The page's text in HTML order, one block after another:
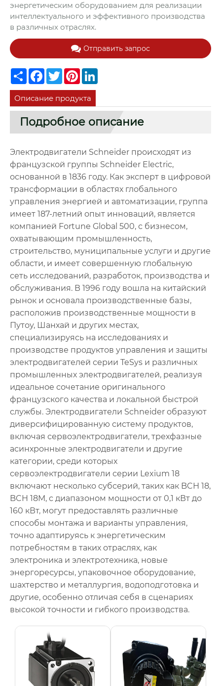
энергетическим оборудованием для реализации
интеллектуального и эффективного производства
в различных отраслях.
Отправить запрос
ShareFacebook
TwitterPinterest
Описание продукта
Подробное описание
Электродвигатели Schneider происходят из
французской группы Schneider Electric,
основанной в 1836 году. Как эксперт в цифровой
трансформации в областях глобального
управления энергией и автоматизации, группа
имеет 187-летний опыт инноваций, является
компанией Fortune Global 500, с бизнесом,
охватывающим промышленность,
строительство, муниципальные услуги и другие
области, и имеет совершенную глобальную
сеть исследований, разработок, производства и
обслуживания. В 1996 году вошла на китайский
рынок и основала производственные базы,
расположив производственные мощности в
Путоу, Шанхай и других местах,
специализируясь на исследованиях и
производстве продуктов управления и защиты
электродвигателей серии TeSys и различных
промышленных электродвигателей, реализуя
идеальное сочетание оригинального
французского качества и локальной быстрой
службы. Электродвигатели Schneider образуют
диверсифицированную систему продуктов,
включая сервоэлектродвигатели, трехфазные
асинхронные электродвигатели и другие
категории, среди которых
сервоэлектродвигатели серии Lexium 18
включают несколько субсерий, таких как BCH 18,
BCH 18M, с диапазоном мощности от 0,1 кВт до
160 кВт, могут предоставлять различные
способы монтажа и варианты управления,
точно адаптируясь к энергетическим
потребностям в таких отраслях, как
электроника и электротехника, новые
энергоресурсы, упаковочное оборудование,
шахтерство и металлургия, водоподготовка и
другие, особенно отличая себя в сценариях
высокой точности и гибкого производства.